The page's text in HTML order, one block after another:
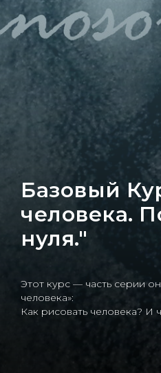
Базовый
человека.
нуля."
Этот курс — часть серии
человека»:
Как рисовать человека? И